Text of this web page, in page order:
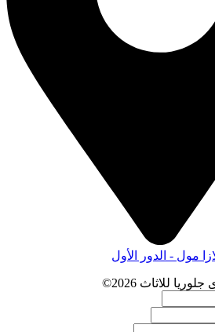
مول - الدور الأول
للاثاث 2026©